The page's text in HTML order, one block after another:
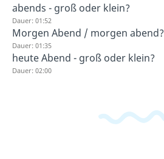
abends - groß oder klein?
Dauer: 01:52
Morgen Abend / morgen abend?
Dauer: 01:35
heute Abend - groß oder klein?
Dauer: 02:00